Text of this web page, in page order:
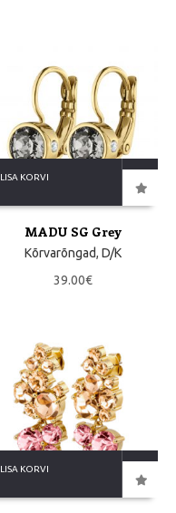
LISA KORVI
MADU SG Grey
Kõrvarõngad, D/K
39.00€
LISA KORVI